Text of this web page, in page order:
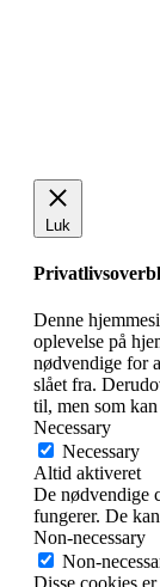
Luk
Denne
oplevelse på
nødvendige for
slået fra.
til, men som
Necessary
Necessary
Altid aktiveret
De nødvendige
fungerer. De
Non-necessary
Non-